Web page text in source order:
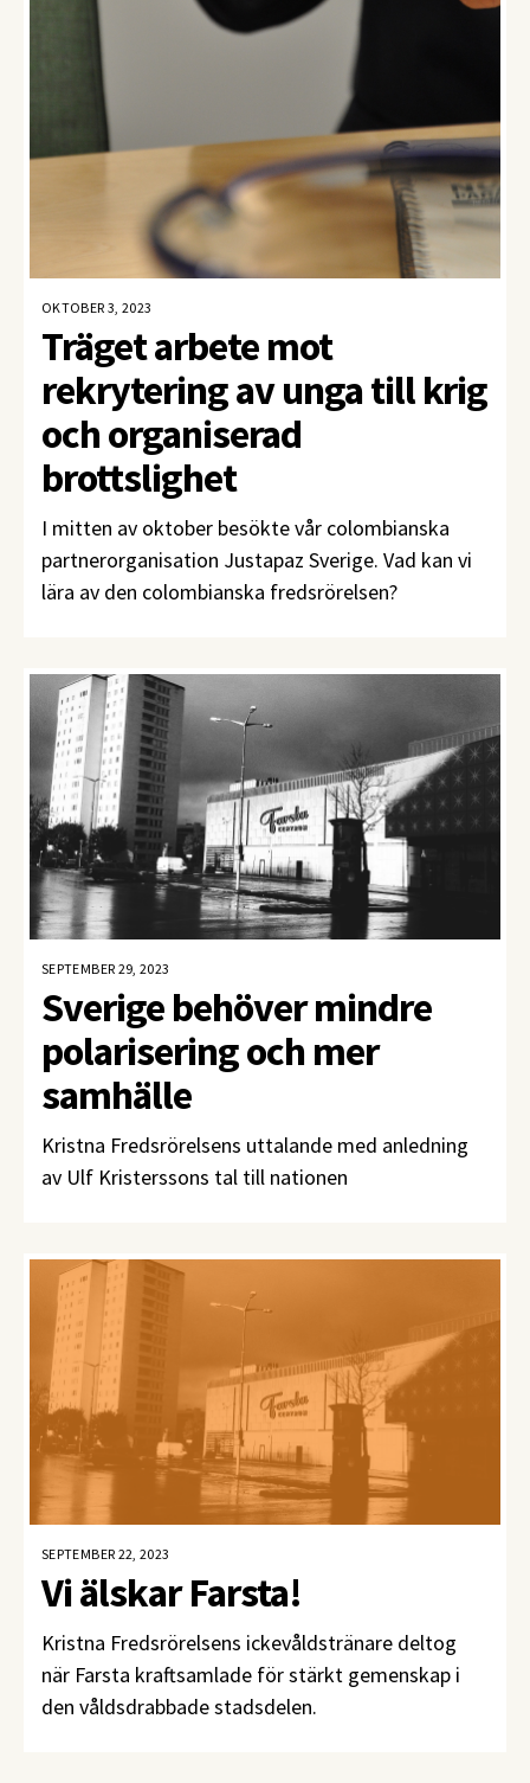
OKTOBER 3, 2023
Träget arbete mot
rekrytering av unga till krig
och organiserad
brottslighet
I mitten av oktober besökte vår colombianska
partnerorganisation Justapaz Sverige. Vad kan vi
lära av den colombianska fredsrörelsen?
SEPTEMBER 29, 2023
Sverige behöver mindre
polarisering och mer
samhälle
Kristna Fredsrörelsens uttalande med anledning
av Ulf Kristerssons tal till nationen
SEPTEMBER 22, 2023
Vi älskar Farsta!
Kristna Fredsrörelsens ickevåldstränare deltog
när Farsta kraftsamlade för stärkt gemenskap i
den våldsdrabbade stadsdelen.